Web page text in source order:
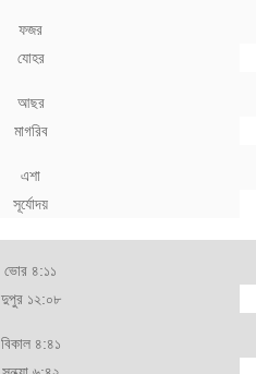
ফজর
যোহর
আছর
মাগরিব
এশা
সূর্যোদয়
ভোর ৪:১১
দুপুর ১২:০৮
বিকাল ৪:৪১